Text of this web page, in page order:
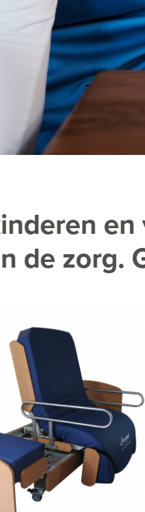
de zorg.